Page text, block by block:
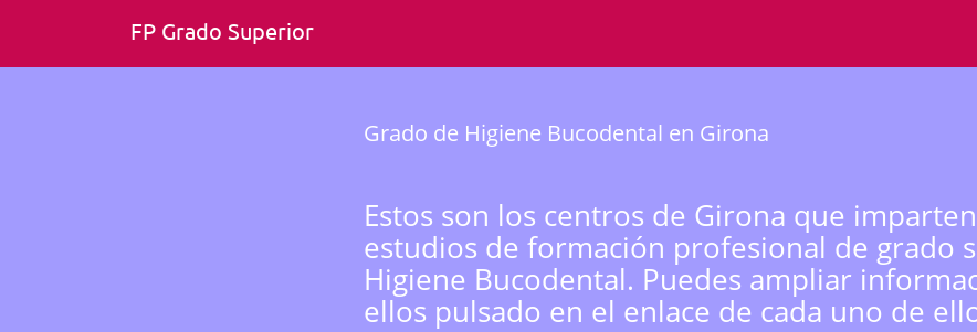
FP Grado Superior
Grado de Higiene Bucodental en Girona
Estos son los centros de Girona que
estudios de formación profesional de grado
Higiene Bucodental. Puedes ampliar
ellos pulsado en el enlace de cada uno de